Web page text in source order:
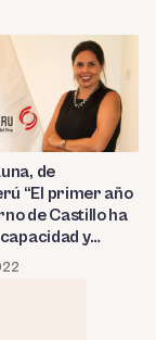
de
“El primer año
de Castillo ha
y